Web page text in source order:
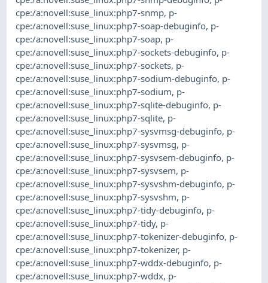
cpe:/a:novell:suse_linux:php7-snmp, p-
cpe:/a:novell:suse_linux:php7-soap-debuginfo, p-
cpe:/a:novell:suse_linux:php7-soap, p-
cpe:/a:novell:suse_linux:php7-sockets-debuginfo, p-
cpe:/a:novell:suse_linux:php7-sockets, p-
cpe:/a:novell:suse_linux:php7-sodium-debuginfo, p-
cpe:/a:novell:suse_linux:php7-sodium, p-
cpe:/a:novell:suse_linux:php7-sqlite-debuginfo, p-
cpe:/a:novell:suse_linux:php7-sqlite, p-
cpe:/a:novell:suse_linux:php7-sysvmsg-debuginfo, p-
cpe:/a:novell:suse_linux:php7-sysvmsg, p-
cpe:/a:novell:suse_linux:php7-sysvsem-debuginfo, p-
cpe:/a:novell:suse_linux:php7-sysvsem, p-
cpe:/a:novell:suse_linux:php7-sysvshm-debuginfo, p-
cpe:/a:novell:suse_linux:php7-sysvshm, p-
cpe:/a:novell:suse_linux:php7-tidy-debuginfo, p-
cpe:/a:novell:suse_linux:php7-tidy, p-
cpe:/a:novell:suse_linux:php7-tokenizer-debuginfo, p-
cpe:/a:novell:suse_linux:php7-tokenizer, p-
cpe:/a:novell:suse_linux:php7-wddx-debuginfo, p-
cpe:/a:novell:suse_linux:php7-wddx, p-